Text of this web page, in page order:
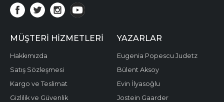
MÜŞTERI HIZMETLERI
Hakkımızda
Satış Sözleşmesi
Kargo ve Teslimat
Gizlilik ve Güvenlik
YAZARLAR
Eugenia Popescu Judetz
Bülent Aksoy
Evin İlyasoğlu
Jostein Gaarder